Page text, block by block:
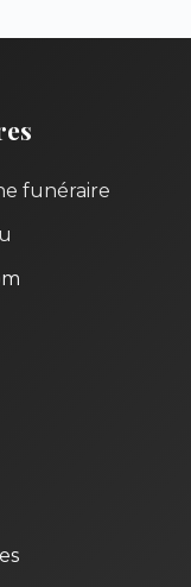
funéraire